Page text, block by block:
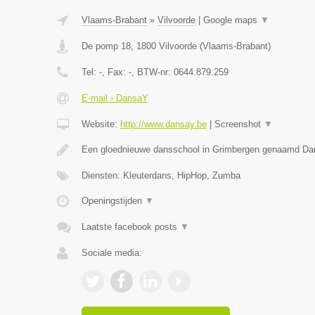
Vlaams-Brabant» Vilvoorde| Google maps ▼
De pomp 18, 1800 Vilvoorde(Vlaams-Brabant)
Tel: -, Fax: -, BTW-nr: 0644.879.259
E-mail › DansaY
Website: http://www.dansay.be| Screenshot ▼
Een gloednieuwe dansschool in Grimbergen genaamd
Diensten: Kleuterdans, HipHop, Zumba
Openingstijden ▼
Laatste facebook posts ▼
Sociale media: